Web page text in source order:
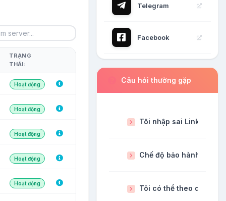
TRẠNG
THÁI:
Hoạt động
Hoạt động
Hoạt động
Hoạt động
Hoạt động
Telegram
Facebook
Câu hỏi thường gặp
Tôi nhập sai Link thì
Chế độ bảo hành dịch
Tôi có thể theo dõi đơn